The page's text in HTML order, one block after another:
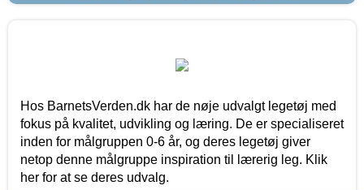
Hos BarnetsVerden.dk har de nøje udvalgt legetøj med
fokus på kvalitet, udvikling og læring. De er specialiseret
inden for målgruppen 0-6 år, og deres legetøj giver
netop denne målgruppe inspiration til lærerig leg. Klik
her for at se deres udvalg.